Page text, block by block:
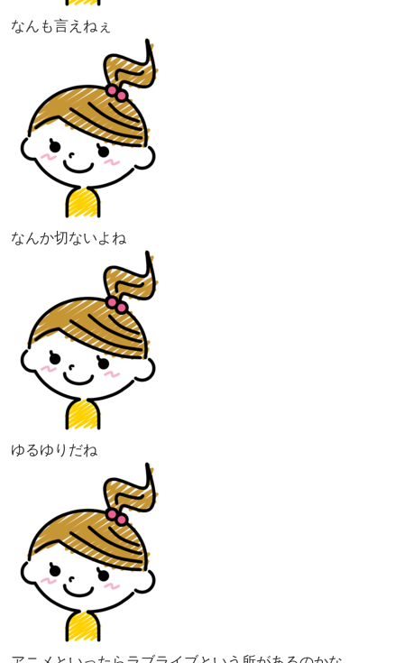
なんも言えねぇ
なんか切ないよね
ゆるゆりだね